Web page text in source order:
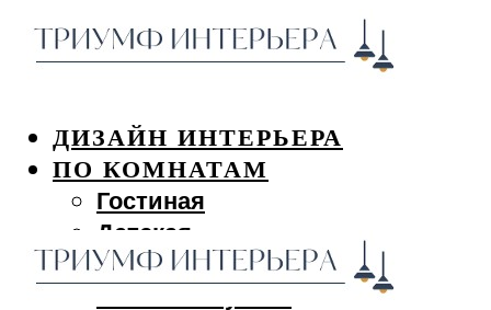
ДИЗАЙН ИНТЕРЬЕРА
ПО КОМНАТАМ
Гостиная
Детская
Спальня